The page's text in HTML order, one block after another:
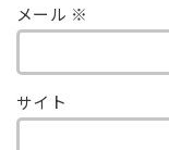
メール ※
サイト